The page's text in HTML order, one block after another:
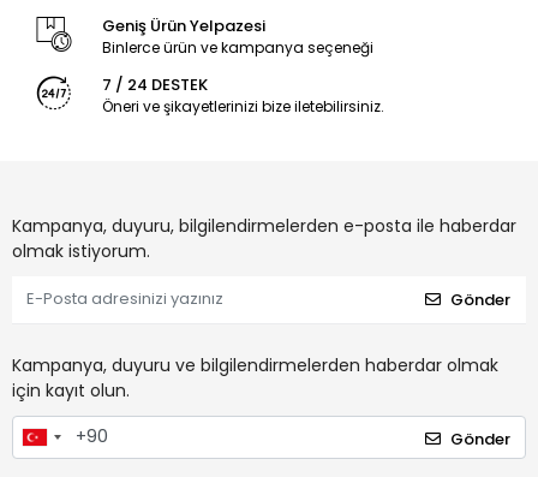
Geniş Ürün Yelpazesi
Binlerce ürün ve kampanya seçeneği
7 / 24 DESTEK
Öneri ve şikayetlerinizi bize iletebilirsiniz.
Kampanya, duyuru, bilgilendirmelerden e-posta ile haberdar
olmak istiyorum.
Gönder
Kampanya, duyuru ve bilgilendirmelerden haberdar olmak
için kayıt olun.
Gönder